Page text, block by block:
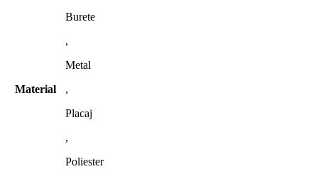
Material
Burete
,
Metal
,
Placaj
,
Poliester